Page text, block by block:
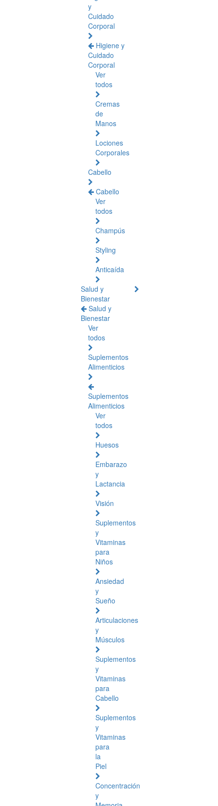
y
Cuidado
Corporal
Higiene y
Cuidado
Corporal
Ver
todos
Cremas
de
Manos
Lociones
Corporales
Cabello
Cabello
Ver
todos
Champús
Styling
Anticaída
Salud y
Bienestar
Salud y
Bienestar
Ver
todos
Suplementos
Alimenticios
Suplementos
Alimenticios
Ver
todos
Huesos
Embarazo
y
Lactancia
Visión
Suplementos
y
Vitaminas
para
Niños
Ansiedad
y
Sueño
Articulaciones
y
Músculos
Suplementos
y
Vitaminas
para
Cabello
Suplementos
y
Vitaminas
para
la
Piel
Concentración
y